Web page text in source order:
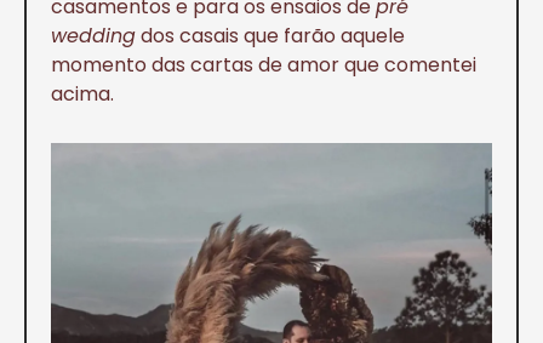
casamentos e para os ensaios depré
weddingdos casais que farão aquele
momento das cartas de amor que comentei
acima.